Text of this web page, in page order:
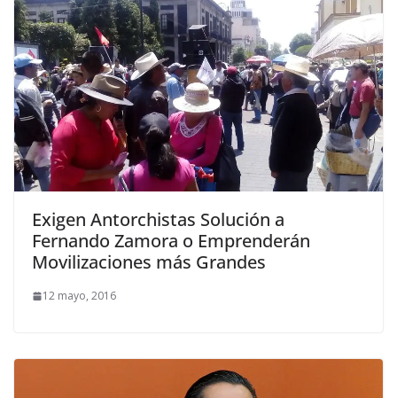
Exigen Antorchistas Solución a
Fernando Zamora o Emprenderán
Movilizaciones más Grandes
12 mayo, 2016